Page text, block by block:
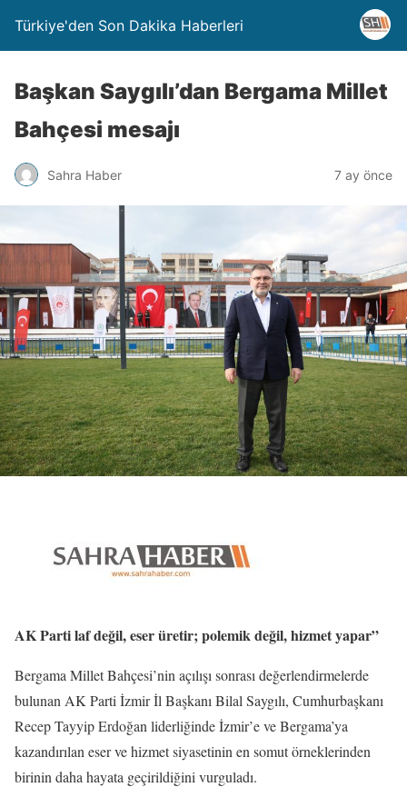
Türkiye'den Son Dakika Haberleri
Başkan Saygılı’dan Bergama Millet
Bahçesi mesajı
Sahra Haber 7 ay önce
AK Parti laf değil, eser üretir; polemik değil, hizmet yapar”
Bergama Millet Bahçesi’nin açılışı sonrası değerlendirmelerde
bulunan AK Parti İzmir İl Başkanı Bilal Saygılı, Cumhurbaşkanı
Recep Tayyip Erdoğan liderliğinde İzmir’e ve Bergama’ya
kazandırılan eser ve hizmet siyasetinin en somut örneklerinden
birinin daha hayata geçirildiğini vurguladı.